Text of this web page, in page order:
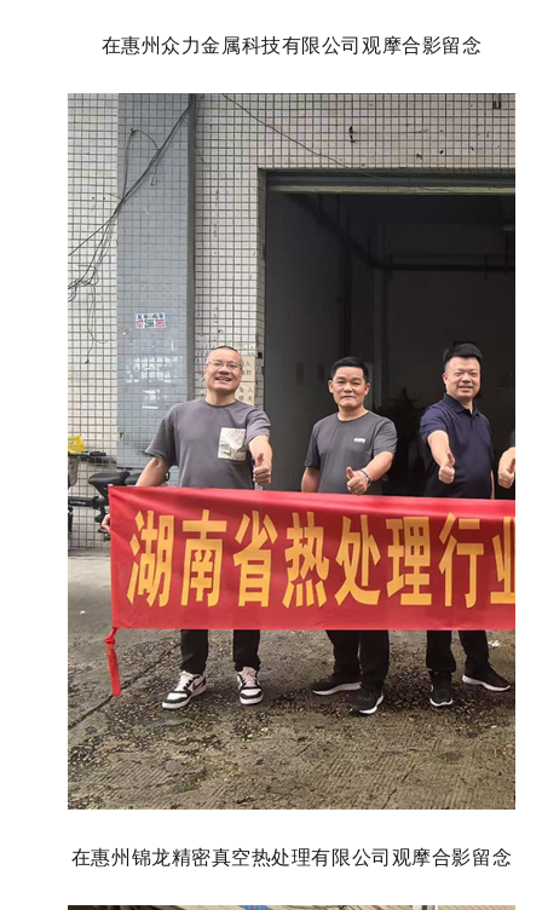
在惠州众力金属科技有限公司观摩合影留念
在惠州锦龙精密真空热处理有限公司 观摩合影留念